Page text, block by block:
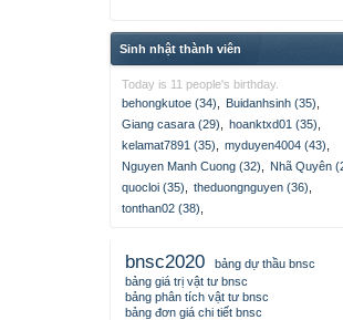
Sinh nhật thành viên
Today is 11 people's birthday.
behongkutoe (34)
Buidanhsinh (35)
Giang casara (29)
hoanktxd01 (35)
kelamat7891 (35)
myduyen4004 (43)
Nguyen Manh Cuong (32)
Nhã Quyên
quocloi (35)
theduongnguyen (36)
tonthan02 (38)
bnsc2020
bảng dự thầu bnsc
bảng giá trị vật tư bnsc
bảng phân tích vật tư bnsc
bảng đơn giá chi tiết bnsc